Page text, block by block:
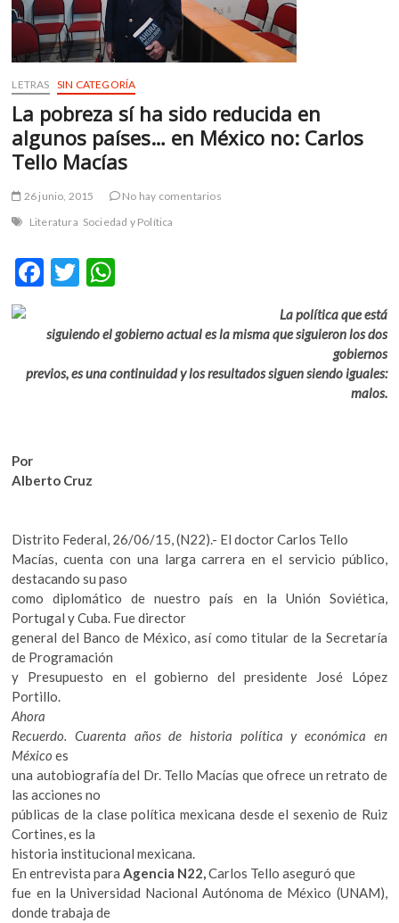
l
g
e
r
LETRAS SIN CATEGORÍA
La pobreza sí ha sido reducida en
algunos países… en México no: Carlos
Tello Macías
26 junio, 2015
No hay comentarios
Literatura Sociedad y Política
F
e
o
T
itt at
A
La política que está
siguiendo el gobierno actual es la misma que siguieron los dos
gobiernos
previos, es una continuidad y los resultados siguen siendo iguales:
malos.
Por
Alberto Cruz
Distrito Federal, 26/06/15, (N22).- El doctor Carlos Tello
Macías, cuenta con una larga carrera en el servicio público,
destacando su paso
como diplomático de nuestro país en la Unión Soviética,
Portugal y Cuba. Fue director
general del Banco de México, así como titular de la Secretaría
de Programación
y Presupuesto en el gobierno del presidente José López
Portillo.
Ahora
Recuerdo. Cuarenta años de historia política y económica en
México es
una autobiografía del Dr. Tello Macías que ofrece un retrato de
las acciones no
públicas de la clase política mexicana desde el sexenio de Ruiz
Cortines, es la
historia institucional mexicana.
En entrevista paraAgencia N22,Carlos Tello aseguró que
fue en la Universidad Nacional Autónoma de México (UNAM),
donde trabaja de